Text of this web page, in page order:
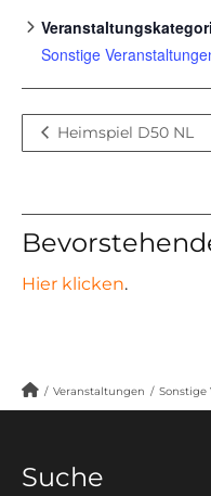
Sonstige
Heimspiel D50 NL
Hier klicken.
/ Veranstaltungen / Sonstige
Suche